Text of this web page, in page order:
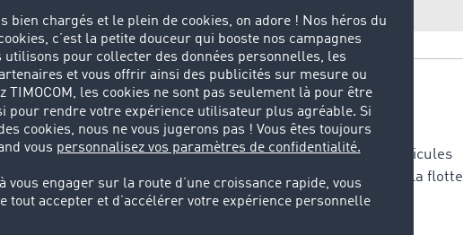
le contrôle ciblés de la flotte de véhicules (poids-lourds, véhicules
logiciels équipés de systèmes GPS, on parle de gestion de la flotte
de suivre un véhicule en temps réel.